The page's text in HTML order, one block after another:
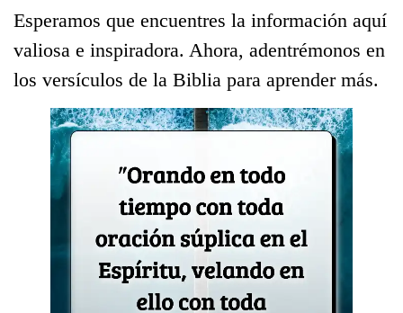
Esperamos que encuentres la información aquí
valiosa e inspiradora. Ahora, adentrémonos en
los versículos de la Biblia para aprender más.